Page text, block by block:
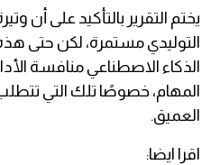
يختم التقرير بالتأكيد على أن
التوليدي مستمرة، لكن حتى
الذكاء الاصطناعي منافسة
المهام، خصوصًا تلك التي
العميق.
اقرا ايضا: